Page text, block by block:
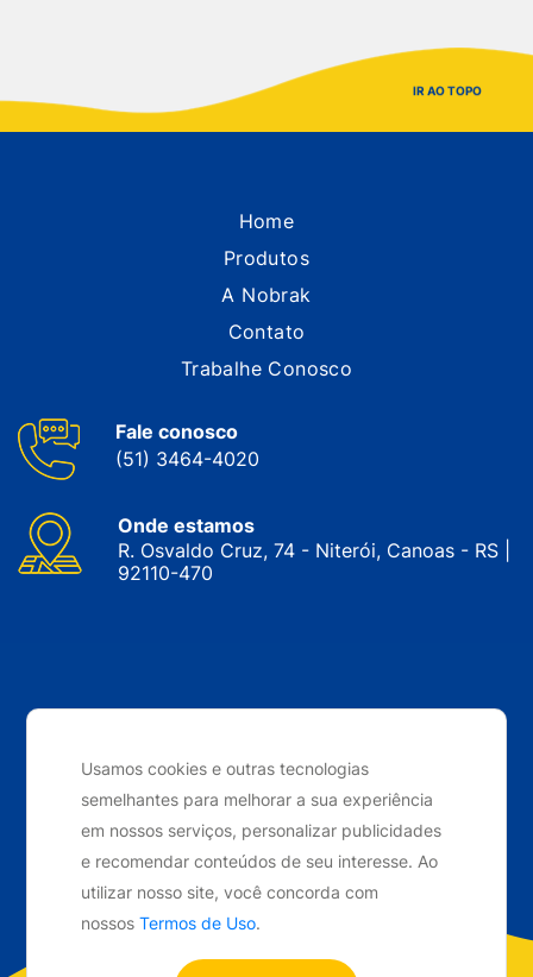
Usamos cookies e outras tecnologias
semelhantes para melhorar a sua experiência
em nossos serviços, personalizar publicidades
e recomendar conteúdos de seu interesse. Ao
utilizar nosso site, você concorda com
nossosTermos de Uso.
IR AO TOPO
Home
Produtos
A Nobrak
Contato
Trabalhe Conosco
Fale conosco
(51) 3464-4020
Onde estamos
R. Osvaldo Cruz, 74 - Niterói, Canoas - RS |
92110-470
reservados. 2024
Desenvolvido por Elo Ideias